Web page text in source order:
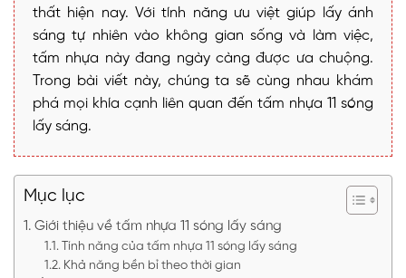
thất hiện nay. Với tính năng ưu việt giúp lấy ánh
sáng tự nhiên vào không gian sống và làm việc,
tấm nhựa này đang ngày càng được ưa chuộng.
Trong bài viết này, chúng ta sẽ cùng nhau khám
phá mọi khía cạnh liên quan đến tấm nhựa 11 sóng
lấy sáng.
Mục lục
Giới thiệu về tấm nhựa 11 sóng lấy sáng
Tính năng của tấm nhựa 11 sóng lấy sáng
Khả năng bền bỉ theo thời gian